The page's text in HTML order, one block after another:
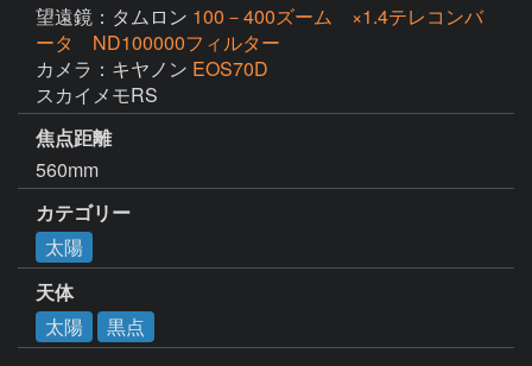
望遠鏡：タムロン 100－400ズーム ×1.4テレコンバ
ータ ND100000フィルター
カメラ：キヤノン EOS70D
スカイメモRS
焦点距離
560mm
カテゴリー
太陽
天体
太陽
黒点